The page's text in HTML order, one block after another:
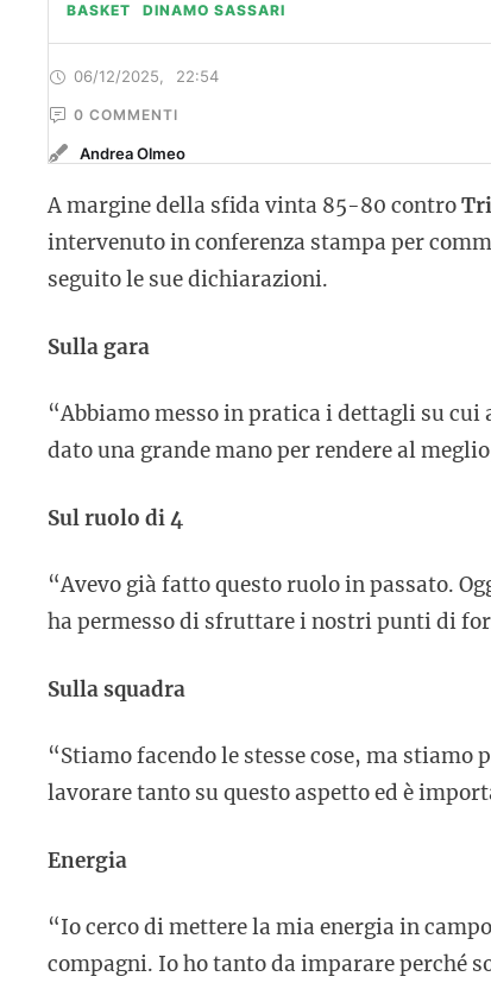
BASKET DINAMO SASSARI
06/12/2025, 22:54
0 COMMENTI
Andrea Olmeo
A margine della sfida vinta 85-80 contro
intervenuto in conferenza stampa per
seguito le sue dichiarazioni.
Sulla gara
“Abbiamo messo in pratica i dettagli su
dato una grande mano per rendere al
Sul ruolo di 4
“Avevo già fatto questo ruolo in passato.
ha permesso di sfruttare i nostri punti di
Sulla squadra
“Stiamo facendo le stesse cose, ma
lavorare tanto su questo aspetto ed è
Energia
“Io cerco di mettere la mia energia in
compagni. Io ho tanto da imparare perché